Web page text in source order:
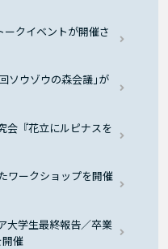
クイベントが開催さ
ソウゾウの森会議｣が
会『花立にルピナスを
ワークショップを開催
大学生最終報告／卒業
催